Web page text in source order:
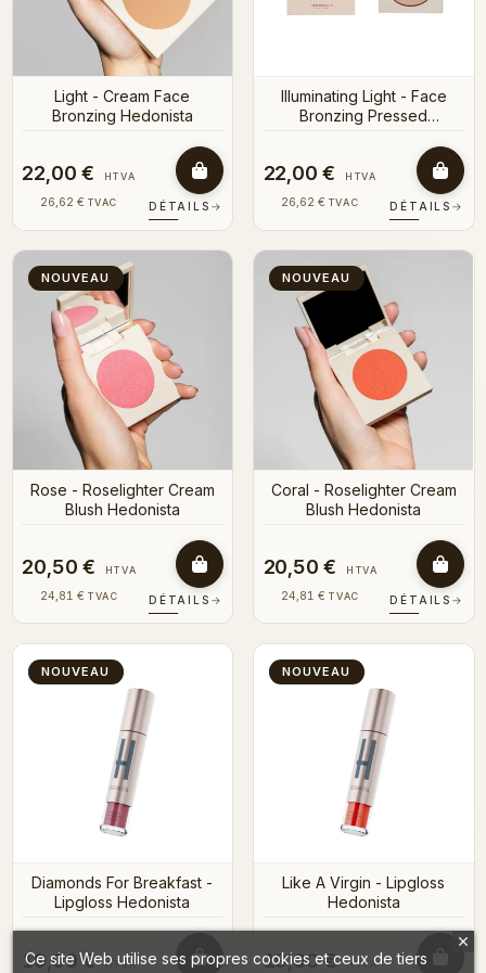
Light - Cream Face
Bronzing Hedonista
22,00 € HTVA
26,62 € TVAC DÉTAILS →
Illuminating Light - Face
Bronzing Pressed
22,00 € HTVA
26,62 € TVAC DÉTAILS →
NOUVEAU
Rose - Roselighter Cream
Blush Hedonista
20,50 € HTVA
24,81 € TVAC DÉTAILS →
NOUVEAU
Coral - Roselighter Cream
Blush Hedonista
20,50 € HTVA
24,81 € TVAC DÉTAILS →
NOUVEAU
Diamonds For Breakfast -
Lipgloss Hedonista
19,00 € HTVA
NOUVEAU
Like A Virgin - Lipgloss
Hedonista
19,00 € HTVA
Ce site Web utilise ses propres cookies et ceux de tiers